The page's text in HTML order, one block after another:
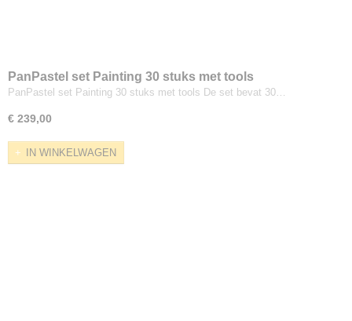
PanPastel set Painting 30 stuks met tools
PanPastel set Painting 30 stuks met tools De set bevat 30…
€ 239,00
IN WINKELWAGEN